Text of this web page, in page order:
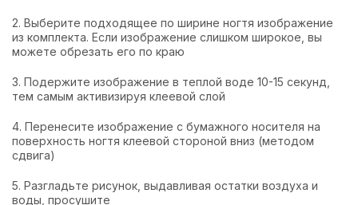
2. Выберите подходящее по ширине ногтя изображение
из комплекта. Если изображение слишком широкое, вы
можете обрезать его по краю
3. Подержите изображение в теплой воде 10-15 секунд,
тем самым активизируя клеевой слой
4. Перенесите изображение с бумажного носителя на
поверхность ногтя клеевой стороной вниз (методом
сдвига)
5. Разгладьте рисунок, выдавливая остатки воздуха и
воды, просушите